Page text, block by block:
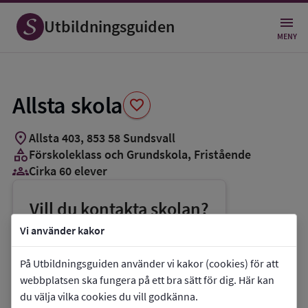
Vi använder kakor
På Utbildningsguiden använder vi kakor (cookies) för att
webbplatsen ska fungera på ett bra sätt för dig. Här kan
du välja vilka cookies du vill godkänna.
Utbildningsguiden MENY
Allsta skola favorite
Spara
som
favorit
location_onAllsta 403, 85358 Sundsvall
categoryFörskoleklass och Grundskola, Fristående
groups_3Cirka 60 elever
Vill du kontakta skolan?
phoneTelefon:076-0224014
E-post: info@allstaskola.se
link Webbplats:Allsta skola